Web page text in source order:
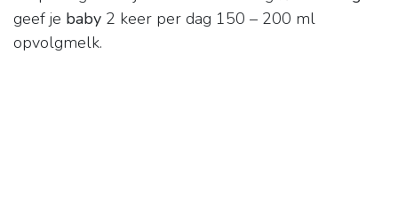
geef je baby 2 keer per dag 150 – 200 ml
opvolgmelk.